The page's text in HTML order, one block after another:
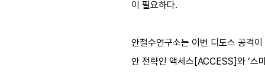
이 필요하다.
안철수연구소는 이번 디도스 공격
안 전략인 액세스[ACCESS]와 ‘스